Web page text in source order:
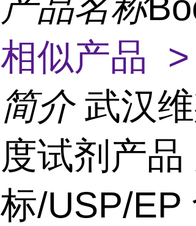
相似产品 >
简介 武汉
度试剂产
标/USP/EP